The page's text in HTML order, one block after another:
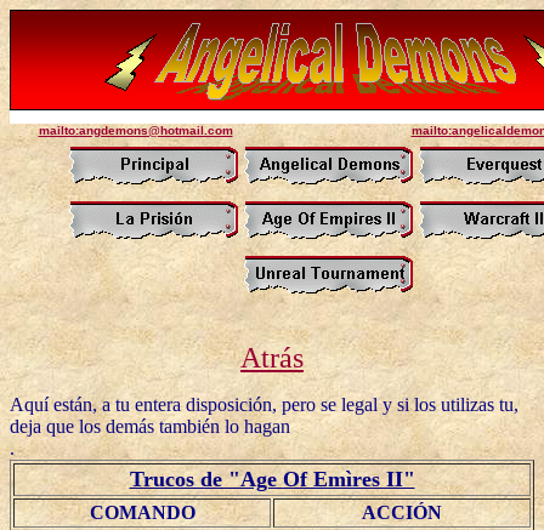
mailto:angdemons@hotmail.com
Atrás
Aquí están, a tu entera disposición, pero se legal y si los utilizas tu,
deja que los demás también lo hagan
.
Trucos de "Age Of Emìres II"
COMANDO
ACCIÓN